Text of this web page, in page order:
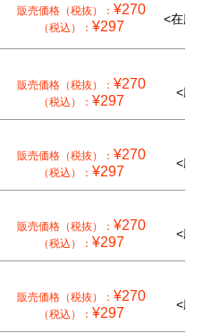
販売価格（税抜）： ¥270
（税込）： ¥297 <在庫
販売価格（税抜）： ¥270
（税込）： ¥297
<廃
販売価格（税抜）： ¥270
（税込）： ¥297
<廃
販売価格（税抜）： ¥270
（税込）： ¥297
<廃
販売価格（税抜）： ¥270
（税込）： ¥297
<廃